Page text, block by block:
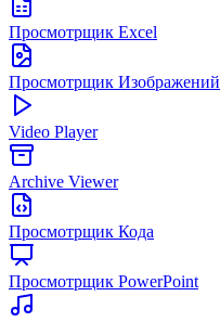
Просмотрщик Excel
Просмотрщик Изображений
Video Player
Archive Viewer
Просмотрщик Кода
Просмотрщик PowerPoint